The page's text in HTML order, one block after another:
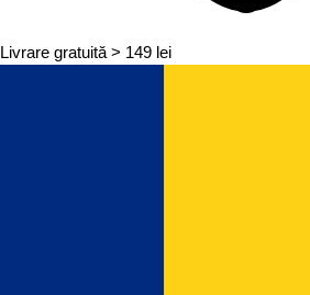
Livrare gratuită > 149 lei